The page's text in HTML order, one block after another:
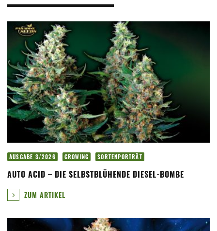
AUSGABE 3/2026 GROWING SORTENPORTRÄT
AUTO ACID – DIE SELBSTBLÜHENDE DIESEL-BOMBE
ZUM ARTIKEL